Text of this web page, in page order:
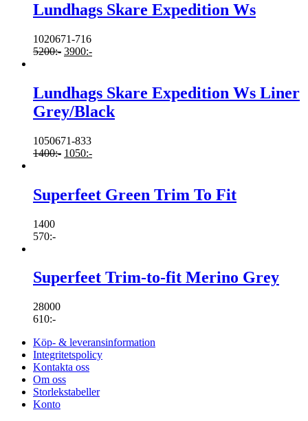
Lundhags Skare Expedition Ws
1020671-716
5200:- 3900:-
Lundhags Skare Expedition Ws Liner
Grey/Black
1050671-833
1400:- 1050:-
Superfeet Green Trim To Fit
1400
570:-
Superfeet Trim-to-fit Merino Grey
28000
610:-
Köp- & leveransinformation
Integritetspolicy
Kontakta oss
Om oss
Storlekstabeller
Konto